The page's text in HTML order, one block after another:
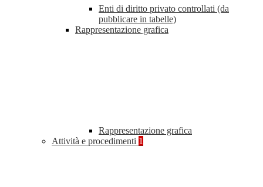
Enti di diritto privato controllati (da
pubblicare in tabelle)
Rappresentazione grafica
Rappresentazione grafica
Attività e procedimenti 1